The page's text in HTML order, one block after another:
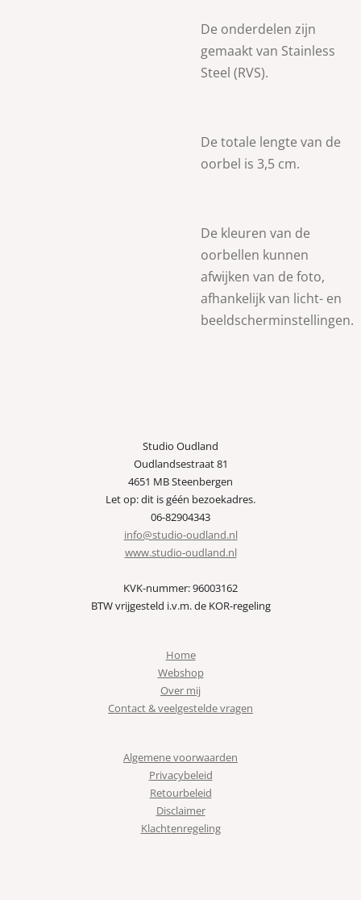
De onderdelen zijn
gemaakt van Stainless
Steel (RVS).
De totale lengte van de
oorbel is 3,5 cm.
De kleuren van de
oorbellen kunnen
afwijken van de foto,
afhankelijk van licht- en
beeldscherminstellingen.
Studio Oudland
Oudlandsestraat 81
4651 MB Steenbergen
Let op: dit is géén bezoekadres.
06-82904343
info@studio-oudland.nl
www.studio-oudland.nl
KVK-nummer: 96003162
BTW vrijgesteld i.v.m. de KOR-regeling
Home
Webshop
Over mij
Contact & veelgestelde vragen
Algemene voorwaarden
Privacybeleid
Retourbeleid
Disclaimer
Klachtenregeling